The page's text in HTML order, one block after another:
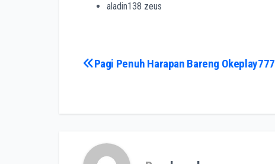
aladin138 zeus
Post
Pagi Penuh Harapan Bareng Okeplay777